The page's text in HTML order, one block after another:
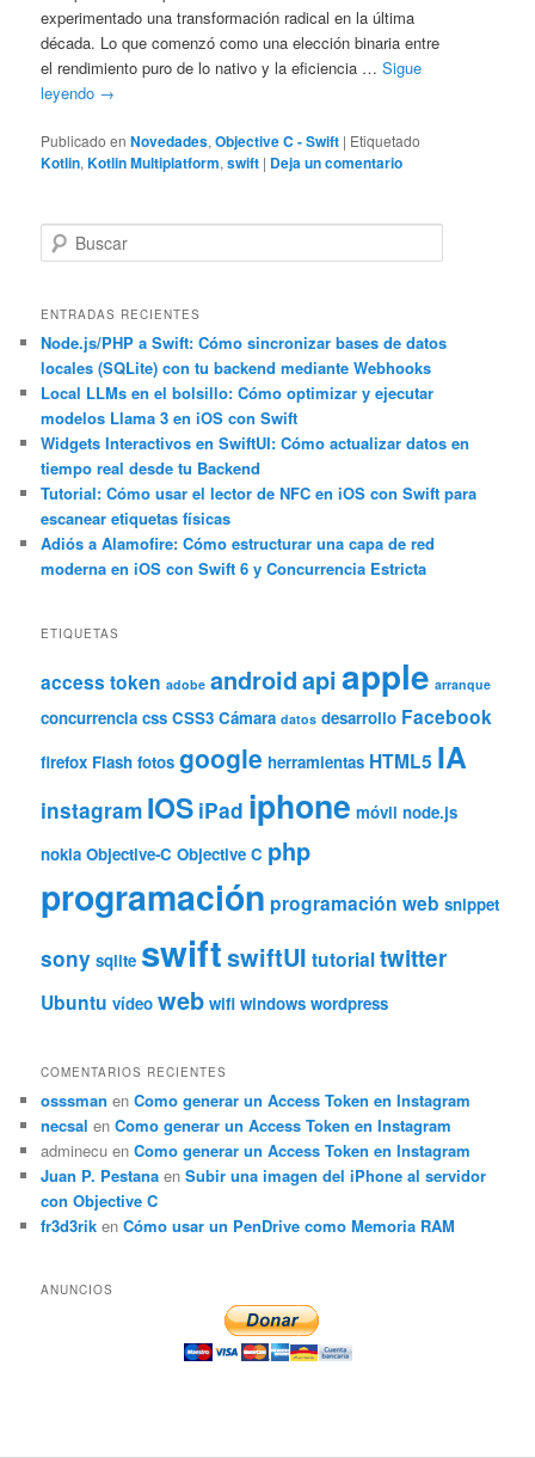
experimentado una transformación radical en la última
década. Lo que comenzó como una elección binaria entre
el rendimiento puro de lo nativo y la eficiencia …Sigue
leyendo →
Publicado en Novedades,Objective C - Swift | Etiquetado
Kotlin,Kotlin Multiplatform,swift | Deja un comentario
u
c
a
r
ENTRADAS RECIENTES
Node.js/PHP a Swift: Cómo sincronizar bases de datos
locales (SQLite) con tu backend mediante Webhooks
Local LLMs en el bolsillo: Cómo optimizar y ejecutar
modelos Llama 3 en iOS con Swift
Widgets Interactivos en SwiftUI: Cómo actualizar datos en
tiempo real desde tu Backend
Tutorial: Cómo usar el lector de NFC en iOS con Swift para
escanear etiquetas físicas
Adiós a Alamofire: Cómo estructurar una capa de red
moderna en iOS con Swift 6 y Concurrencia Estricta
ETIQUETAS
access token adobe androidapiapple arranque
concurrencia css CSS3 Cámara datos desarrollo Facebook
firefox Flash fotos google herramientas HTML5 IA
instagram IOS iPad iphone móvil node.js
nokia Objective-C Objective C php
programación programación web snippet
sony sqlite swiftswiftUI tutorialtwitter
Ubuntu vídeo web wifi windows wordpress
COMENTARIOS RECIENTES
osssman enComo generar un Access Token en Instagram
necsal enComo generar un Access Token en Instagram
adminecu enComo generar un Access Token en Instagram
Juan P. Pestana enSubir una imagen del iPhone al servidor
con Objective C
fr3d3rik enCómo usar un PenDrive como Memoria RAM
ANUNCIOS